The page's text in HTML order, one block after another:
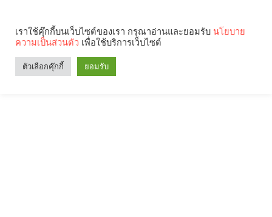
เราใช้คุ๊กกี้บนเว็บไซต์ของเรา กรุณาอ่านและยอมรับ นโยบาย
ความเป็นส่วนตัว เพื่อใช้บริการเว็บไซต์
ตัวเลือกคุ๊กกี้ ยอมรับ